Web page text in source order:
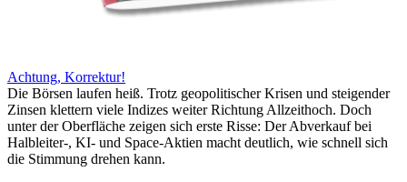
Achtung, Korrektur!
Die Börsen laufen heiß. Trotz geopolitischer Krisen und steigender
Zinsen klettern viele Indizes weiter Richtung Allzeithoch. Doch
unter der Oberfläche zeigen sich erste Risse: Der Abverkauf bei
Halbleiter-, KI- und Space-Aktien macht deutlich, wie schnell sich
die Stimmung drehen kann.